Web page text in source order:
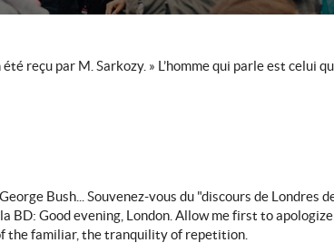
reçu par M. Sarkozy. » L’homme qui parle est celui
Bush... Souvenez-vous du "discours de Londres
BD: Good evening, London. Allow me first to
the familiar, the tranquility of repetition.